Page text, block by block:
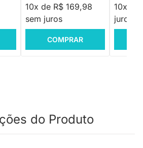
10x de R$ 169,98
sem juros
COMPRAR
10x de
juros
do Produto